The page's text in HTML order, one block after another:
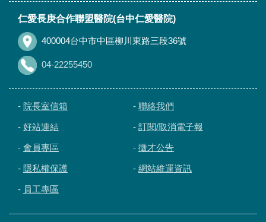
仁愛長庚合作聯盟醫院(台中仁愛醫院)
400004台中市中區柳川東路三段36號
04-22255450
- 院長室信箱 - 聯絡我們
- 好站連結 - 訂閱/取消電子報
- 會員專區 - 徵才公告
- 隱私權保護 - 網站維運資訊
- 員工專區